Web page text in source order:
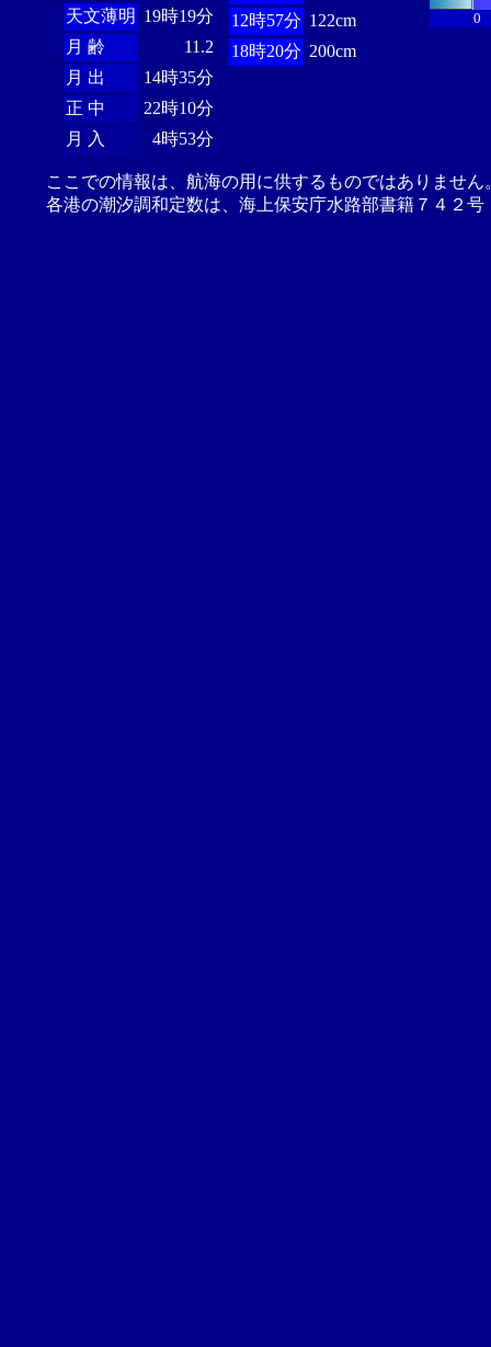
天文薄明 19時19分
月 齢
11.2
月 出
14時35分
正 中
22時10分
月 入
4時53分
12時57分 122cm
18時20分 200cm
0
ここでの情報は、航海の用に供するものではありませ
各港の潮汐調和定数は、海上保安庁水路部書籍７４２